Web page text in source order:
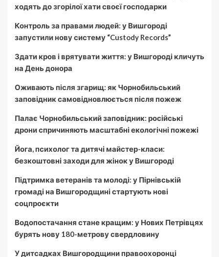
ходять до згорілої хати своєї господарки
Контроль за правами людей: у Вишгороді
запустили нову систему “Custody Records”
Здати кров і врятувати життя: у Вишгороді кличуть
на День донора
Оживають після згарищ: як Чорнобильський
заповідник самовідновлюється після пожеж
Палає Чорнобильський заповідник: російські
дрони спричиняють масштабні екологічні пожежі
Йога, психолог та дитячі майстер-класи:
безкоштовні заходи для жінок у Вишгороді
Підтримка ветеранів та молоді: у Пірнівській
громаді на Вишгородщині стартують нові
соцпроєкти
Водопостачання стане кращим: у Нових Петрівцях
бурять нову 180-метрову свердловину
У дитсадках Вишгородщини правоохоронці